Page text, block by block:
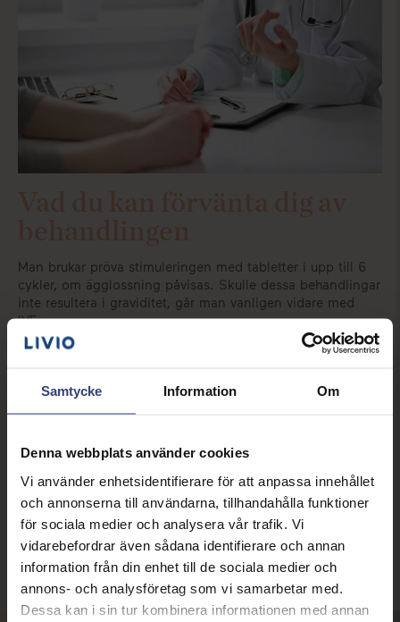
Samtycke Information Om
Denna webbplats använder cookies
Vi använder enhetsidentifierare för att anpassa innehållet
och annonserna till användarna, tillhandahålla funktioner
för sociala medier och analysera vår trafik. Vi
vidarebefordrar även sådana identifierare och annan
information från din enhet till de sociala medier och
annons- och analysföretag som vi samarbetar med.
Dessa kan i sin tur kombinera informationen med annan
Man brukar pröva stimuleringen med tabletter i upp till 6
cykler, om ägglossning påvisas. Skulle dessa behandlingar
inte resultera i graviditet, går man vanligen vidare med
IVF.
Om ägglossning uteblir, kan man gå vidare med FSH-
mellan 1-5 ultraljud. Graviditetschanserna är c:a 10-15% per
Möjliga biverkningar av
Ägglossningsstimulering
Det förekommer att stimuleringar med FSH får brytas pga
att för många äggblåsor utvecklas.